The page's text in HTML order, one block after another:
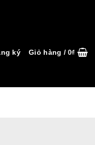
Đăng nhập / Đăng ký